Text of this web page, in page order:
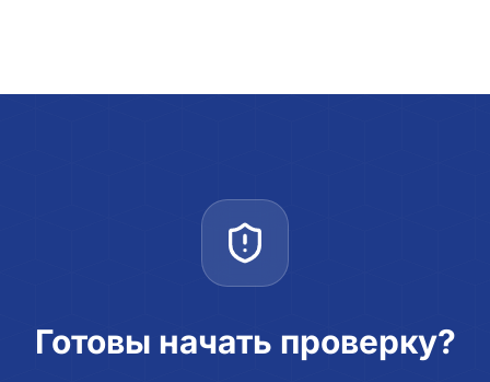
Готовы начать проверку?